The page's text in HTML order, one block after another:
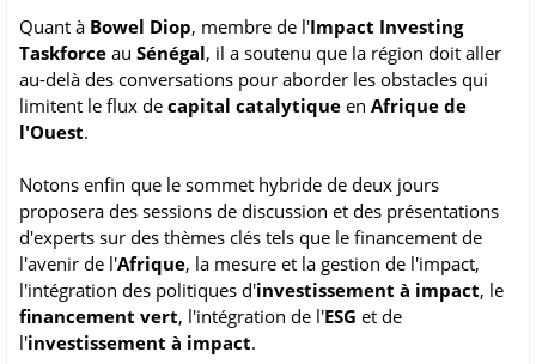
Quant à Bowel Diop, membre de l'Impact Investing
Taskforce au Sénégal, il a soutenu que la région doit aller
au-delà des conversations pour aborder les obstacles qui
limitent le flux de capital catalytique en Afrique de
l'Ouest.
Notons enfin que le sommet hybride de deux jours
proposera des sessions de discussion et des présentations
d'experts sur des thèmes clés tels que le financement de
l'avenir de l'Afrique, la mesure et la gestion de l'impact,
l'intégration des politiques d'investissement à impact, le
financement vert, l'intégration de l'ESG et de
l'investissement à impact.